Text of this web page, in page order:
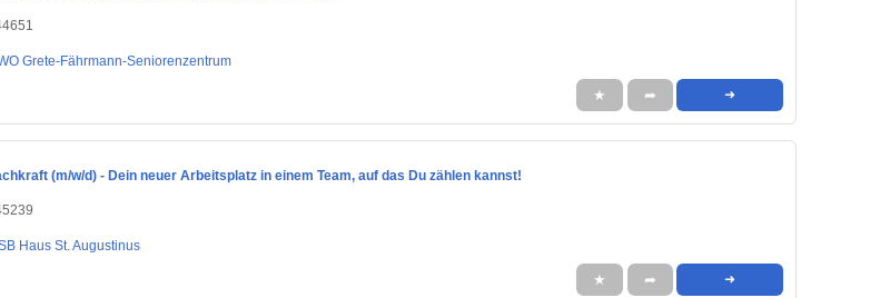
Grete-Fährmann-Seniorenzentrum
★ ➦ ➜
(m/w/d) - Dein neuer Arbeitsplatz in einem Team, auf das Du zählen kannst!
Haus St. Augustinus
★ ➦ ➜